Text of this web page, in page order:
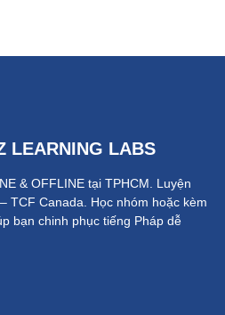
LEARNING LABS
& OFFLINE tại TPHCM. Luyện
TCF Canada. Học nhóm hoặc kèm
bạn chinh phục tiếng Pháp dễ